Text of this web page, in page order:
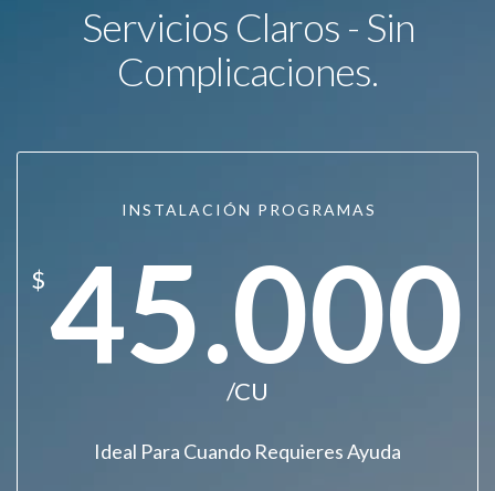
Servicios Claros - Sin
Complicaciones.
INSTALACIÓN PROGRAMAS
$45.000
/CU
Ideal Para Cuando Requieres Ayuda